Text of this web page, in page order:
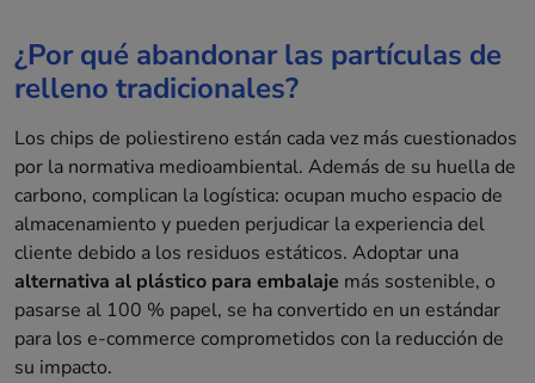
¿Por qué abandonar las partículas de
relleno tradicionales?
Los chips de poliestireno están cada vez más cuestionados
por la normativa medioambiental. Además de su huella de
carbono, complican la logística: ocupan mucho espacio de
almacenamiento y pueden perjudicar la experiencia del
cliente debido a los residuos estáticos. Adoptar una
alternativa al plástico para embalaje más sostenible, o
pasarse al 100 % papel, se ha convertido en un estándar
para los e-commerce comprometidos con la reducción de
su impacto.